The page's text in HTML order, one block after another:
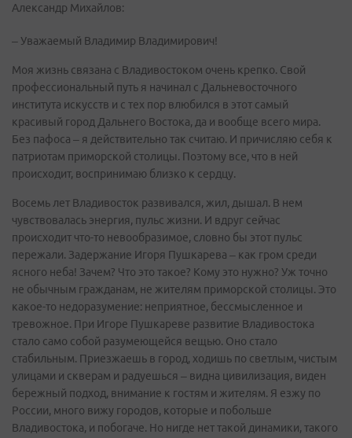
Александр Михайлов:
– Уважаемый Владимир Владимирович!
Моя жизнь связана с Владивостоком очень крепко. Свой
профессиональный путь я начинал с Дальневосточного
института искусств и с тех пор влюбился в этот самый
красивый город Дальнего Востока, да и вообще всего мира.
Без пафоса – я действительно так считаю. И причисляю себя к
патриотам приморской столицы. Поэтому все, что в ней
происходит, воспринимаю близко к сердцу.
Восемь лет Владивосток развивался, жил, дышал. В нем
чувствовалась энергия, пульс жизни. И вдруг сейчас
происходит что-то невообразимое, словно бы этот пульс
пережали. Задержание Игоря Пушкарева – как гром среди
ясного неба! Зачем? Что это такое? Кому это нужно? Уж точно
не обычным гражданам, не жителям приморской столицы. Это
какое-то недоразумение: неприятное, бессмысленное и
тревожное. При Игоре Пушкареве развитие Владивостока
стало само собой разумеющейся вещью. Оно стало
стабильным. Приезжаешь в город, ходишь по светлым, чистым
улицами и скверам и радуешься – видна цивилизация, виден
бережный подход, внимание к гостям и жителям. Я езжу по
России, много вижу городов, которые и побольше
Владивостока, и побогаче. Но нигде нет такой динамики, такого